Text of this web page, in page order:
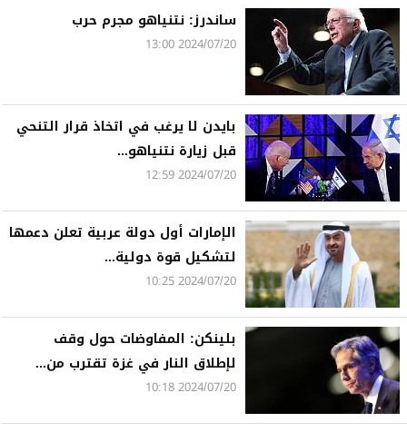
ساندرز: نتنياهو مجرم حرب
2024/07/20 13:00
بايدن لا يرغب في اتخاذ قرار التنحي
قبل زيارة نتنياهو...
2024/07/20 12:59
الإمارات أول دولة عربية تعلن دعمها
لتشكيل قوة دولية...
2024/07/20 10:25
بلينكن: المفاوضات حول وقف
لإطلاق النار في غزة تقترب من...
2024/07/20 10:18